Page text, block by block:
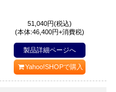
51,040円(税込)
(本体:46,400円+消費税)
製品詳細ページへ
Yahoo!SHOPで購入